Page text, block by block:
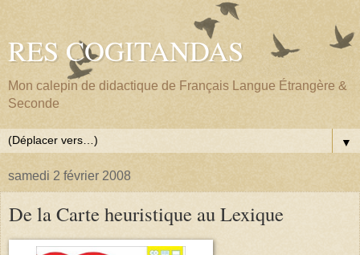
RES COGITANDAS
Mon calepin de didactique de Français Langue Étrangère &
Seconde
▼
samedi 2 février 2008
De la Carte heuristique au Lexique